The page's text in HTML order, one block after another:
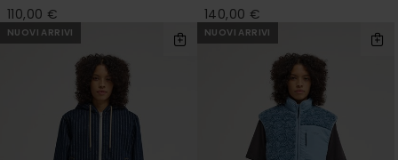
110,00 € 140,00 €
NUOVI ARRIVI NUOVI ARRIVI